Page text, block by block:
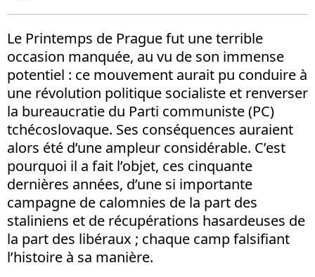
Le Printemps de Prague fut une terrible
occasion manquée, au vu de son immense
potentiel : ce mouvement aurait pu conduire à
une révolution politique socialiste et renverser
la bureaucratie du Parti communiste (PC)
tchécoslovaque. Ses conséquences auraient
alors été d’une ampleur considérable. C’est
pourquoi il a fait l’objet, ces cinquante
dernières années, d’une si importante
campagne de calomnies de la part des
staliniens et de récupérations hasardeuses de
la part des libéraux ; chaque camp falsifiant
l’histoire à sa manière.